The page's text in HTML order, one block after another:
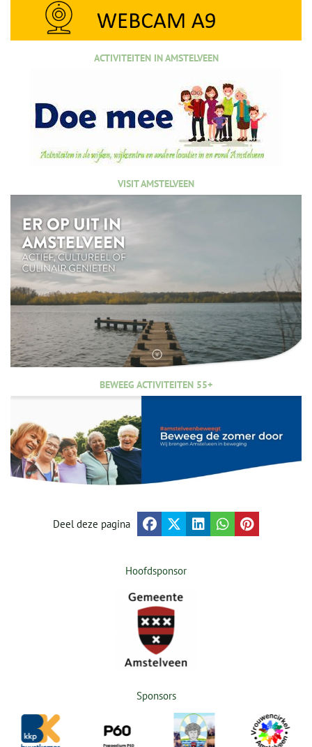
ACTIVITEITEN IN AMSTELVEEN
VISIT AMSTELVEEN
BEWEEG ACTIVITEITEN 55+
Deel deze pagina
Hoofdsponsor
Sponsors